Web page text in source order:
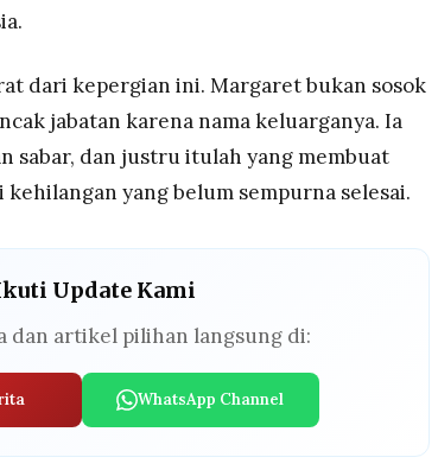
dari kepergian ini. Margaret bukan sosok
jabatan karena nama keluarganya. Ia
sabar, dan justru itulah yang membuat
yang belum sempurna selesai.
Update Kami
dan artikel pilihan langsung di:
WhatsApp Channel